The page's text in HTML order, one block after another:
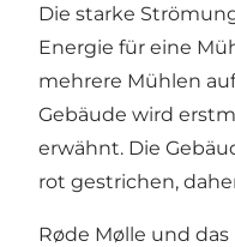
Die starke
Energie für eine
mehrere Mühlen
Gebäude wird
erwähnt. Die
rot gestrichen,
Røde Mølle und